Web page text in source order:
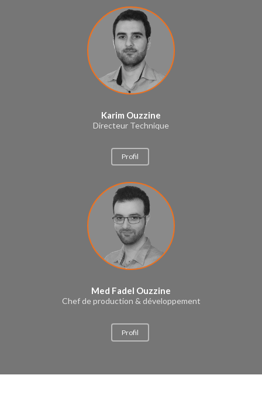
Karim Ouzzine
Directeur Technique
Profil
Med Fadel Ouzzine
Chef de production & développement
Profil